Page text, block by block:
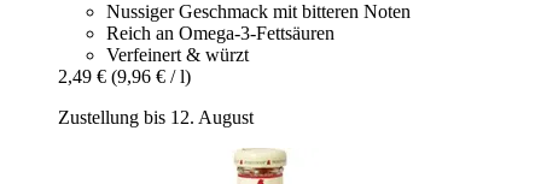
Nussiger Geschmack mit bitteren Noten
Reich an Omega-3-Fettsäuren
Verfeinert & würzt
2,49 € (9,96 € / l)
Zustellung bis 12. August